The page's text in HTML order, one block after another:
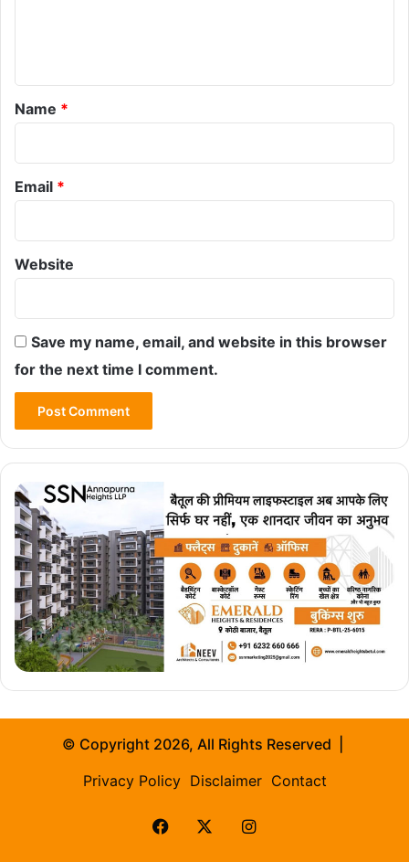
*
Name *
Email *
Website
Save my name, email, and website in this browser
for the next time I comment.
© Copyright 2026, All Rights Reserved |
Privacy Policy Disclaimer Contact
Facebook Instagram